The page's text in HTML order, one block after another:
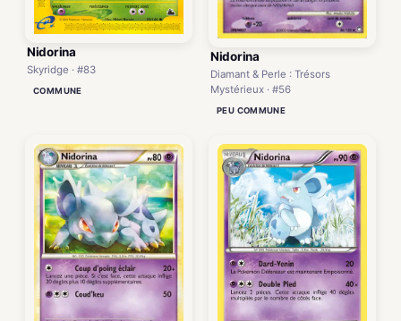
Nidorina
Skyridge · #83
COMMUNE
Nidorina
Diamant & Perle : Trésors
Mystérieux · #56
PEU COMMUNE